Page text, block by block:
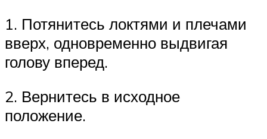
1. Потянитесь локтями и плечами
вверх, одновременно выдвигая
голову вперед.
2. Вернитесь в исходное
положение.